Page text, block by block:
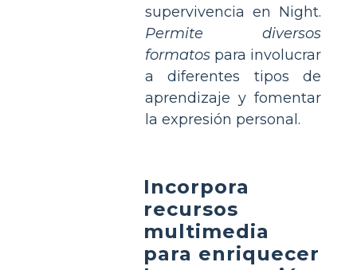
supervivencia en Night.
Permite diversos
formatos para involucrar
a diferentes tipos de
aprendizaje y fomentar
la expresión personal.
Incorpora
recursos
multimedia
para enriquecer